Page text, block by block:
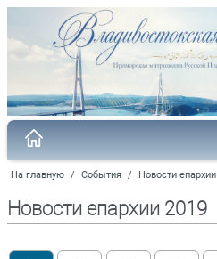
На главную / События / Новости епархии
Новости епархии 2019